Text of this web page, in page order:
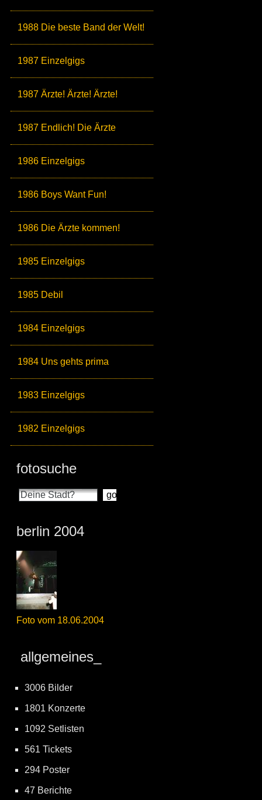
1988 Die beste Band der Welt!
1987 Einzelgigs
1987 Ärzte! Ärzte! Ärzte!
1987 Endlich! Die Ärzte
1986 Einzelgigs
1986 Boys Want Fun!
1986 Die Ärzte kommen!
1985 Einzelgigs
1985 Debil
1984 Einzelgigs
1984 Uns gehts prima
1983 Einzelgigs
1982 Einzelgigs
fotosuche
berlin 2004
Foto vom 18.06.2004
allgemeines_
3006 Bilder
1801 Konzerte
1092 Setlisten
561 Tickets
294 Poster
47 Berichte